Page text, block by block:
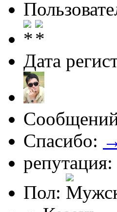
Дата
Спасибо:
репутация:
Пол: